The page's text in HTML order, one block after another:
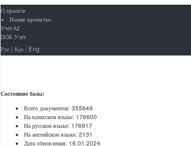
О проекте
Наши проекты:
Учёт.kz
ПОБ.Учёт
Рус | Қаз | Eng
Состояние базы:
Всего документов: 355649
На казахском языке: 176600
На русском языке: 176917
На английском языке: 2131
Дата обновления: 16.01.2024